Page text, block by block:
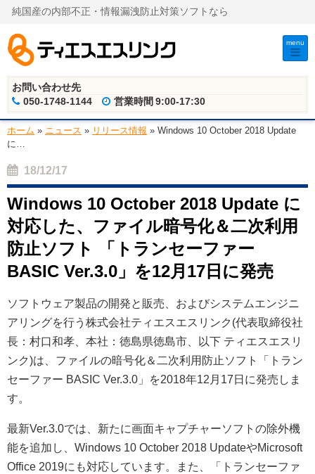
純国産の内部不正・情報漏洩防止対策ソフトなら
お問い合わせ先
050-1748-1144
営業時間 9:00-17:30
menu
ホーム » ニュース » リリース情報 » Windows 10 October 2018 Update
に
18/12/17
Windows 10 October 2018 Update に
対応した、ファイル暗号化＆二次利用
防止ソフト 「トランセーファー
BASIC Ver.3.0」を12月17日に発売
ソフトウェア製品の開発と販売、およびシステムエンジニ
アリングを行う株式会社ティエスエスリンク(代表取締役社
長：村口和孝、本社：徳島県徳島市、以下 ティエスエスリ
ンク)は、ファイルの暗号化＆二次利用防止ソフト「トラン
セーファー BASIC Ver.3.0」を2018年12月17日に発売しま
す。
最新Ver.3.0では、新たに画面キャプチャーソフトの除外機
能を追加し、Windows 10 October 2018 UpdateやMicrosoft
Office 2019にも対応しています。また、「トランセーファ